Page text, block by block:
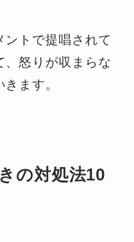
トで提唱されて
、怒りが収まらな
ます。
の対処法10